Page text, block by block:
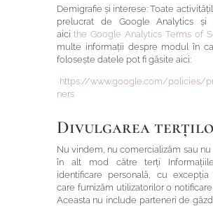
Demigrafie și interese: Toate
prelucrat deGoogle Analytics și
aici the Google Analytics Terms of
multe informații despre modul în
folosește datele pot fi găsite aici:
https://www.google.com/policies/
ners
Divulgarea
Nu vindem, nu comercializăm sau nu
în alt mod către terți
identificare personală, cu
care furnizăm utilizatorilor o
Aceasta nu include parteneri de